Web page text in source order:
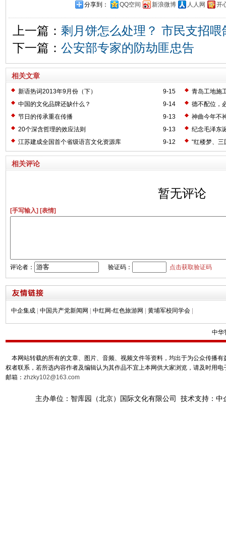
分享到： QQ空间 新浪微博 人人网 开
上一篇： 剩月饼怎么处理？ 市民支招喂
下一篇： 公安部专家的防劫匪忠告
相关文章
9-15
新语热词2013年9月份（下）
青岛工地施
9-14
中国的文化品牌还缺什么？
德不配位，
9-13
节日的传承重在传播
神曲今年不
9-13
20个深含哲理的效应法则
纪念毛泽东
9-12
江苏建成全国首个省级语言文化资源库 “红楼梦、三
相关评论
暂无评论
[手写输入] [表情]
评论者： 验证码： 点击获取验证码
中企集成 中国共产党新闻网 中红网-红色旅游网 黄埔军校同学会
中华
本网站转载的所有的文章、图片、音频、视频文件等资料，均出于为公众传播
权者联系，若所选内容作者及编辑认为其作品不宜上本网供大家浏览，请及时用
邮箱： zhzky102@163.com
主办单位：智库园（北京）国际文化有限公司 技术支持：